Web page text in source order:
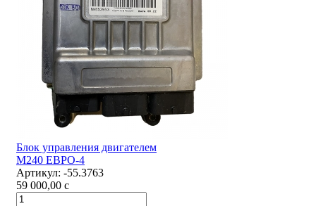
Блок управления двигателем
М240 ЕВРО-4
Артикул: -55.3763
59 000,00 c